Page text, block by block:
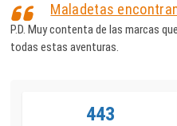
Maladetas
P.D. Muy contenta de las marcas
todas estas aventuras.
443